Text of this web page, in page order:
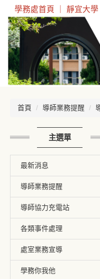
到
主
要
內
容
區
塊
學務處首頁 靜宜大學
首頁 導師業務提醒
主選單
最新消息
導師業務提醒
導師協力充電站
各類事件處理
處室業務宣導
學務你我他